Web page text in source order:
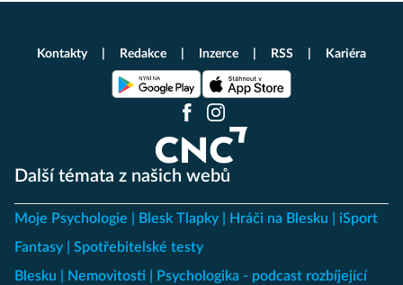
Další témata z našich webů
Moje Psychologie Blesk Tlapky Hráči na Blesku
iSport
Fantasy
Spotřebitelské testy
Blesku
Nemovitosti
Psychologika - podcast rozbíjející
Kontakty Redakce Inzerce RSS Kariéra